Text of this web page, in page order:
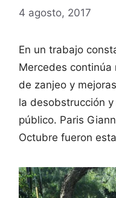
4 agosto, 2017
En un trabajo
Mercedes
de zanjeo y
la desobstrucción
público. Paris
Octubre fueron